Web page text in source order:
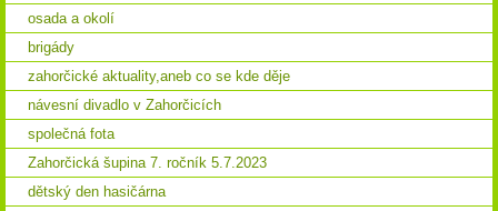
osada a okolí
brigády
zahorčické aktuality,aneb co se kde děje
návesní divadlo v Zahorčicích
společná fota
Zahorčická šupina 7. ročník 5.7.2023
dětský den hasičárna